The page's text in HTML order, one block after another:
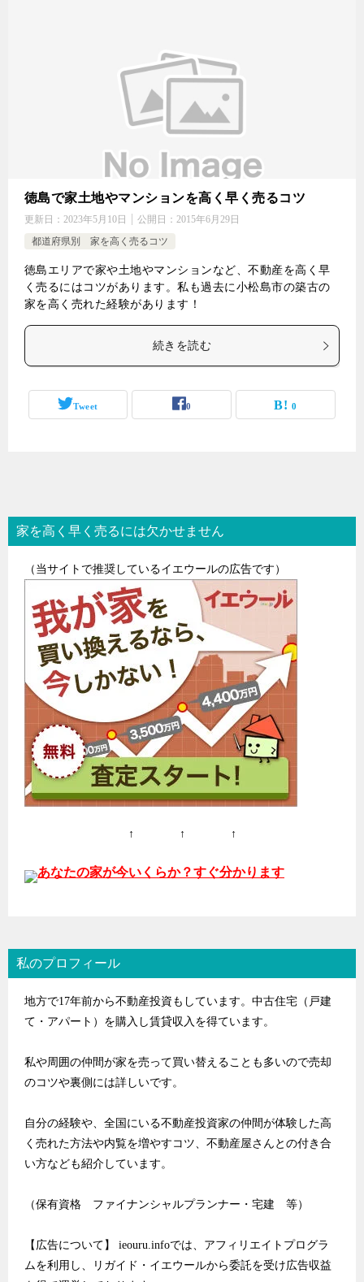
徳島で家土地やマンションを高く早く売るコツ
更新日： 2023年5月10日 公開日： 2015年6月29日
都道府県別 家を高く売るコツ
徳島エリアで家や土地やマンションなど、不動産を高く早
く売るにはコツがあります。私も過去に小松島市の築古の
家を高く売れた経験があります！
続きを読む
Tweet 0 0
家を高く早く売るには欠かせません
（当サイトで推奨しているイエウールの広告です）
↑ ↑ ↑
あなたの家が今いくらか？すぐ分かります
私のプロフィール
地方で17年前から不動産投資もしています。中古住宅（戸建
て・アパート）を購入し賃貸収入を得ています。
私や周囲の仲間が家を売って買い替えることも多いので売却
のコツや裏側には詳しいです。
自分の経験や、全国にいる不動産投資家の仲間が体験した高
く売れた方法や内覧を増やすコツ、不動産屋さんとの付き合
い方なども紹介しています。
（保有資格 ファイナンシャルプランナー・宅建 等）
【広告について】 ieouru.infoでは、アフィリエイトプログラ
ムを利用し、リガイド・イエウールから委託を受け広告収益